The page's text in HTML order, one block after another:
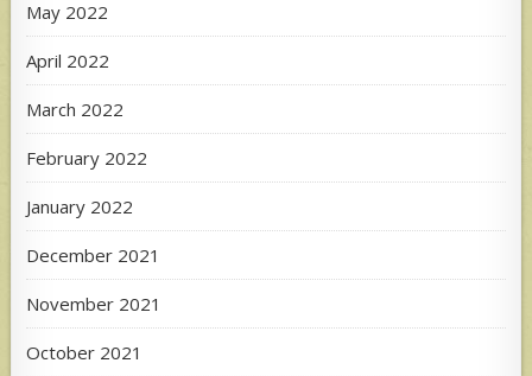
May 2022
April 2022
March 2022
February 2022
January 2022
December 2021
November 2021
October 2021